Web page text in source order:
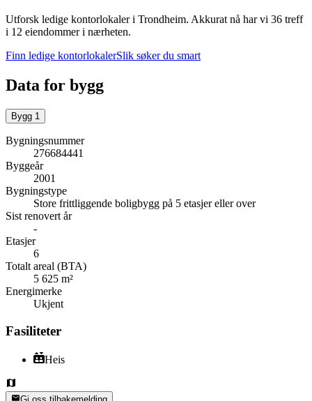
Utforsk ledige kontorlokaler i Trondheim. Akkurat nå har vi 36 treff
i 12 eiendommer i nærheten.
Finn ledige kontorlokalerSlik søker du smart
Data for bygg
Bygg 1
Bygningsnummer
276684441
Byggeår
2001
Bygningstype
Store frittliggende boligbygg på 5 etasjer eller over
Sist renovert år
-
Etasjer
6
Totalt areal (BTA)
5 625 m²
Energimerke
Ukjent
Fasiliteter
Heis